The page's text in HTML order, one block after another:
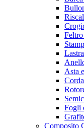
Asta
Fogli
Composito